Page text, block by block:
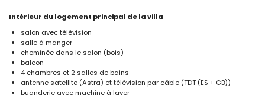
Intérieur du logement principal de la villa
salon avec télévision
salle à manger
cheminée dans le salon (bois)
balcon
4 chambres et 2 salles de bains
antenne satellite (Astra) et télévision par câble (TDT (ES + GB))
buanderie avec machine à laver